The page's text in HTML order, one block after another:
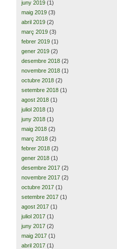
juny 2019 (1)
maig 2019 (3)
abril 2019 (2)
març 2019 (3)
febrer 2019 (1)
gener 2019 (2)
desembre 2018 (2)
novembre 2018 (1)
octubre 2018 (2)
setembre 2018 (1)
agost 2018 (1)
juliol 2018 (1)
juny 2018 (1)
maig 2018 (2)
març 2018 (2)
febrer 2018 (2)
gener 2018 (1)
desembre 2017 (2)
novembre 2017 (2)
octubre 2017 (1)
setembre 2017 (1)
agost 2017 (1)
juliol 2017 (1)
juny 2017 (2)
maig 2017 (1)
abril 2017 (1)